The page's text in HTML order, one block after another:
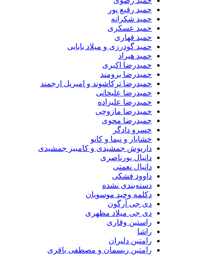
حمید رفیع پور
حمید شکرانه
حمید عسکری
حمید قهاری
حمید گودرزی و میلاد بابایی
حمید هیراد
حمیدرضا اکبری
حمیدرضا برومند
حمیدرضا ترکاشوند و امیریل ارجمند
حمیدرضا علیخانی
حمیدرضا علیزاده
حمیدرضا مازوچی
حمیدرضا محوی
خسرو دادگر
خشایار و نیما و کانو
داریوش جمشیدی و کامبیز جمشیدی
دانیال پورناصری
دانیال نعمتی
داوود فشکی
دسته‌بندی نشده
دکلمه وحید موسویان
دی جی آرگون
دی جی میلاد مظهری
راستین وقاری
رامتین دلیران
رامتین ریسمان و مصطفی باقری